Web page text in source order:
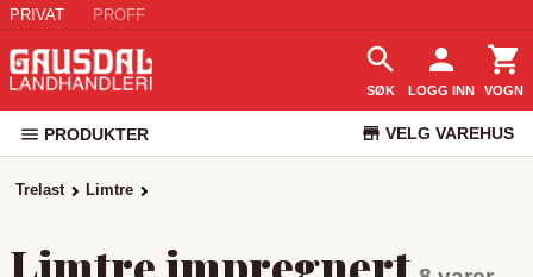
PRIVAT PROFF
SØK LOGG INN VOGN
PRODUKTER VELG VAREHUS
Trelast Limtre